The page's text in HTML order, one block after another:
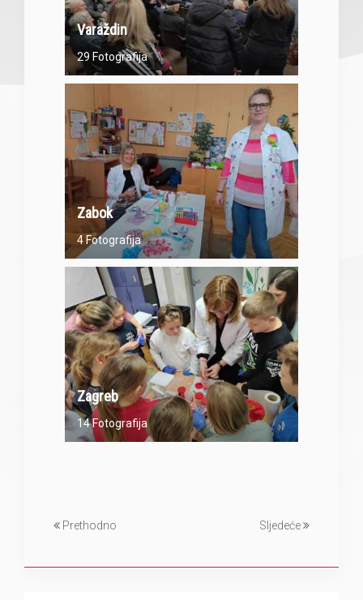
Varaždin
29 Fotografija
Zabok
4 Fotografija
Zagreb
14 Fotografija
Prethodno Sljedeće